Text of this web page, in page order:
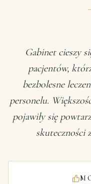
Gabinet cieszy
pacjentów,
bezbolesne
personelu.
pojawiły się
skuteczności